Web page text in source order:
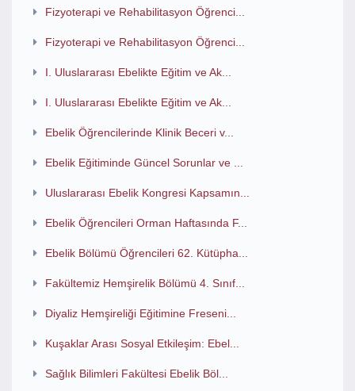
Fizyoterapi ve Rehabilitasyon Öğrenci...
Fizyoterapi ve Rehabilitasyon Öğrenci...
I. Uluslararası Ebelikte Eğitim ve Ak...
I. Uluslararası Ebelikte Eğitim ve Ak...
Ebelik Öğrencilerinde Klinik Beceri v...
Ebelik Eğitiminde Güncel Sorunlar ve ...
Uluslararası Ebelik Kongresi Kapsamın...
Ebelik Öğrencileri Orman Haftasında F...
Ebelik Bölümü Öğrencileri 62. Kütüpha...
Fakültemiz Hemşirelik Bölümü 4. Sınıf...
Diyaliz Hemşireliği Eğitimine Freseni...
Kuşaklar Arası Sosyal Etkileşim: Ebel...
Sağlık Bilimleri Fakültesi Ebelik Böl...